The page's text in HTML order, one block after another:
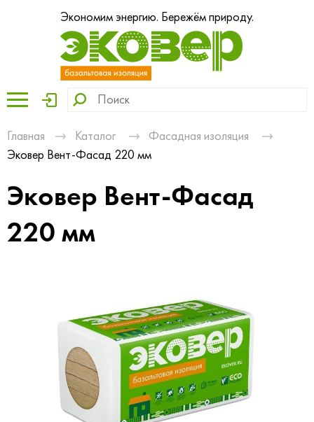
Экономим энергию. Бережём природу.
Главная Каталог
Фасадная изоляция
Эковер Вент-Фасад 220 мм
Эковер Вент-Фасад
220 мм